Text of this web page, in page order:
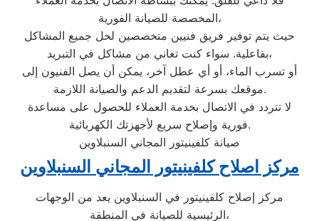
المخصصة للصيانة الفورية،
حيث يتم توفير فريق فنيين متخصصين لحل جميع المشاكل
بفاعلية. سواء كنت تعاني من مشاكل في التبريد،
أو تسرب الماء، أو أي عطل آخر، يمكن أن يصل الفنيون إلى
موقعك بسرعة لتقديم الدعم والصيانة اللازمة.
لا تتردد في الاتصال بخدمة العملاء للحصول على مساعدة
فورية وإصلاح سريع لأجهزتك الكهربائية.
صيانة كلفينيتور المجاني السنبلاوين
مركز اصلاح كلفينيتور المجاني السنبلاوين
مركز إصلاح كلفينيتور في السنبلاوين يعد من الوجهات
الرئيسية للصيانة في المنطقة،